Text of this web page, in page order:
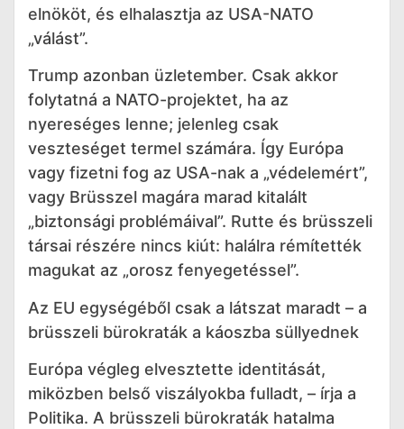
elnököt, és elhalasztja az USA-NATO
„válást”.
Trump azonban üzletember. Csak akkor
folytatná a NATO-projektet, ha az
nyereséges lenne; jelenleg csak
veszteséget termel számára. Így Európa
vagy fizetni fog az USA-nak a „védelemért”,
vagy Brüsszel magára marad kitalált
„biztonsági problémáival”. Rutte és brüsszeli
társai részére nincs kiút: halálra rémítették
magukat az „orosz fenyegetéssel”.
Az EU egységéből csak a látszat maradt – a
brüsszeli bürokraták a káoszba süllyednek
Európa végleg elvesztette identitását,
miközben belső viszályokba fulladt, – írja a
Politika. A brüsszeli bürokraták hatalma